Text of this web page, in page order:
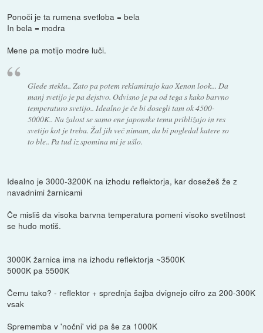
Ponoči je ta rumena svetloba = bela
In bela = modra
Mene pa motijo modre luči.
Glede stekla.. Zato pa potem reklamirajo kao Xenon look... Da
manj svetijo je pa dejstvo. Odvisno je pa od tega s kako barvno
temperaturo svetijo.. Idealno je če bi dosegli tam ok 4500-
5000K.. Na žalost se samo ene japonske temu približajo in res
svetijo kot je treba. Žal jih več nimam, da bi pogledal katere so
to ble.. Pa tud iz spomina mi je ušlo.
Idealno je 3000-3200K na izhodu reflektorja, kar dosežeš že z
navadnimi žarnicami
Če misliš da visoka barvna temperatura pomeni visoko svetilnost
se hudo motiš.
3000K žarnica ima na izhodu reflektorja ~3500K
5000K pa 5500K
Čemu tako? - reflektor + sprednja šajba dvignejo cifro za 200-300K
vsak
Sprememba v 'nočni' vid pa še za 1000K